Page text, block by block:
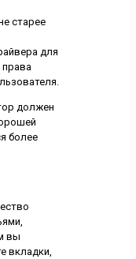
старее
для
права
должен
более
вы
вкладки,